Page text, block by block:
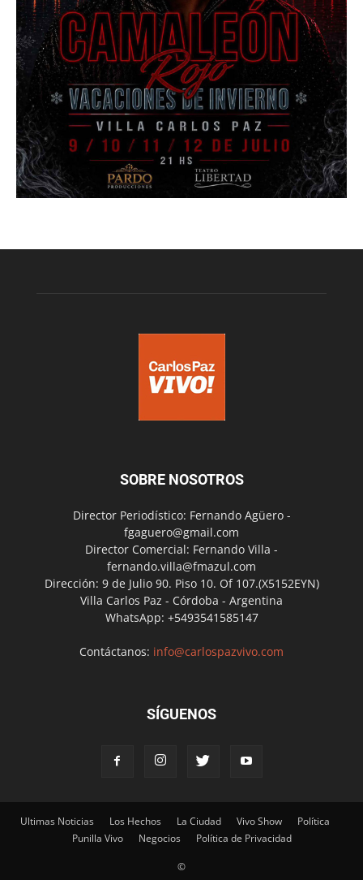
SOBRE NOSOTROS
Director Periodístico: Fernando Agüero -
fgaguero@gmail.com
Director Comercial: Fernando Villa -
fernando.villa@fmazul.com
Dirección: 9 de Julio 90. Piso 10. Of 107.(X5152EYN)
Villa Carlos Paz - Córdoba - Argentina
WhatsApp: +5493541585147
Contáctanos: info@carlospazvivo.com
SÍGUENOS
Ultimas Noticias Los Hechos La Ciudad Vivo Show
Política
Punilla Vivo
Negocios Política de Privacidad
©